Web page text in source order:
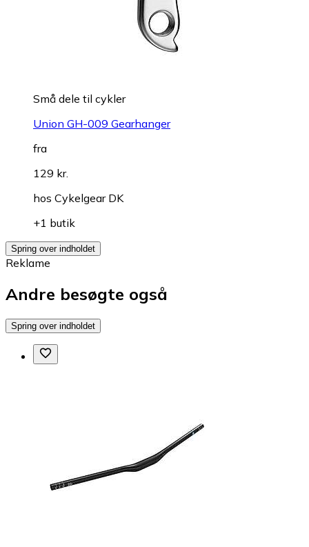
Små dele til cykler
Union GH-009 Gearhanger
fra
129 kr.
hos Cykelgear DK
+1 butik
Spring over indholdet
Reklame
Andre besøgte også
Spring over indholdet